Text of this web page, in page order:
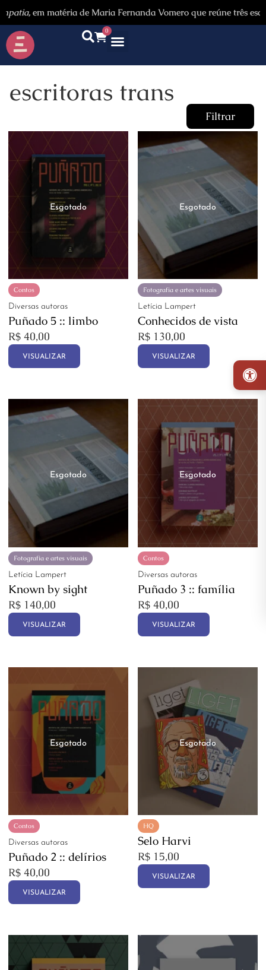
em matéria de Maria Fernanda Vomero que reúne três
0
escritoras trans
Filtrar
Categorias
Autores
Promoção
Contos
Diversas autoras
Puñado 5 :: limbo
R$ 40,00
VISUALIZAR
Fotografia e artes visuais
Letícia Lampert
Conhecidos de vista
R$ 130,00
VISUALIZAR
Fotografia e artes visuais
Letícia Lampert
Known by sight
R$ 140,00
VISUALIZAR
Contos
Diversas autoras
Puñado 3 :: família
R$ 40,00
VISUALIZAR
Contos
Diversas autoras
Puñado 2 :: delírios
R$ 40,00
VISUALIZAR
HQ
Selo Harvi
R$ 15,00
VISUALIZAR